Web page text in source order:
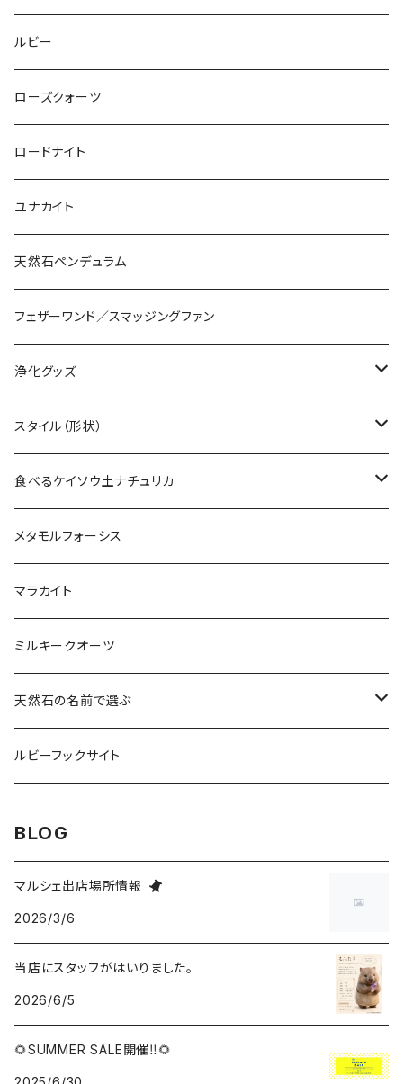
ルビー
ローズクォーツ
ロードナイト
ユナカイト
天然石ペンデュラム
フェザーワンド／スマッジングファン
浄化グッズ
ホワイトセージ
パロサント
フランキンセンス
ミルラ
塩
スタイル（形状）
原石
ぺブル
ラフカット
ブリオレットカット
ルース
タンブル
ハート
アクセサリー
ブレスレット
マカバ・アステロイド
食べるケイソウ土ナチュリカ
ナチュリカグルデンフリークッキー
ナチュリカデンタルペースト
メタモルフォーシス
マラカイト
ミルキークオーツ
天然石の名前で選ぶ
アクアマリン
アベンチュリン
アマゾナイト
アラゴナイト
アリゾナ産レムリアン・ダイヤモンド
ルビーフックサイト
BLOG
マルシェ出店場所情報
2026/3/6
当店にスタッフがはいりました。
2026/6/5
🌻SUMMER SALE開催‼🌻